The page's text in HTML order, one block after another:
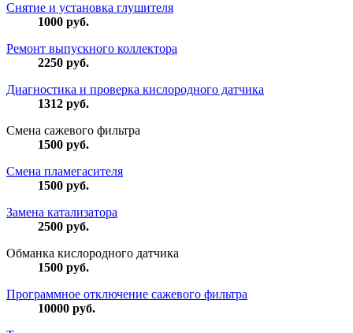
Снятие и установка глушителя
1000 руб.
Ремонт выпускного коллектора
2250 руб.
Диагностика и проверка кислородного датчика
1312 руб.
Смена сажевого фильтра
1500 руб.
Смена пламегасителя
1500 руб.
Замена катализатора
2500 руб.
Обманка кислородного датчика
1500 руб.
Программное отключение сажевого фильтра
10000 руб.